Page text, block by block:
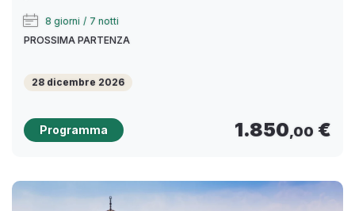
8 giorni / 7 notti
PROSSIMA PARTENZA
28 dicembre 2026
Programma 1.850,00 €